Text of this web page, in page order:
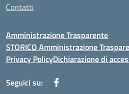
Contatti
Amministrazione Trasparente
STORICO Amministrazione
Privacy PolicyDichiarazione di
Seguici su: